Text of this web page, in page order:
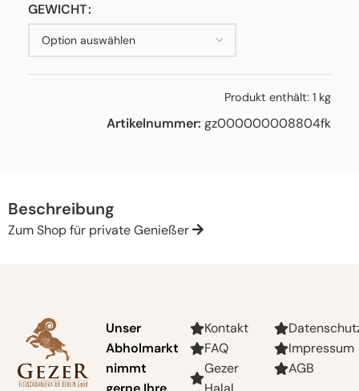
GEWICHT
Produkt enthält: 1 kg
Artikelnummer: gz000000008804fk
Beschreibung
Zum Shop für private Genießer
Unser
Abholmarkt
nimmt
Kontakt
FAQ
Gezer
Impressum
AGB